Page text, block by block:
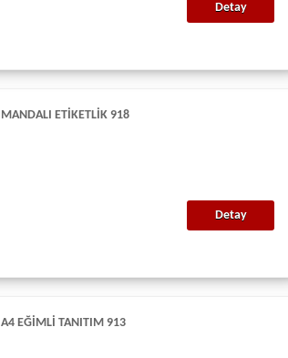
Detay
MANDALI ETIKETLIK 918
Detay
A4 EĞIMLI TANITIM 913